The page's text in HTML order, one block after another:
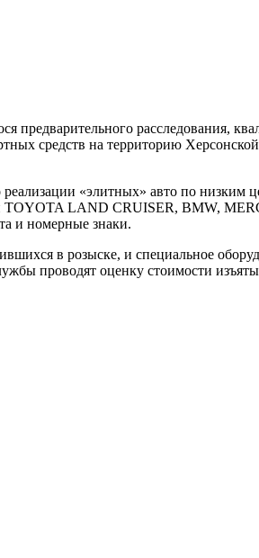
предварительного расследования,
средств на территорию
«элитных» авто по низким
TOYOTA LAND CRUISER, BMW,
и номерные знаки.
в розыске, и специальное
проводят оценку стоимости